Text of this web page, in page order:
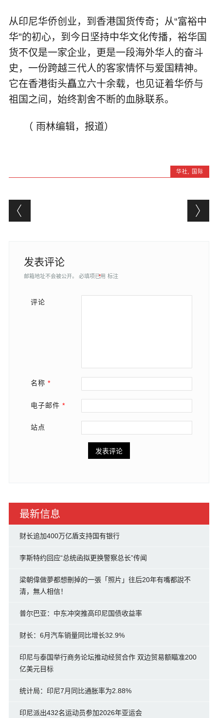
从印尼华侨创业，到香港国货传奇；从“富裕中
华”的初心，到今日坚持中华文化传播，裕华国
货不仅是一家企业，更是一段海外华人的奋斗
史，一份跨越三代人的客家情怀与爱国精神。
它在香港街头矗立六十余载，也见证着华侨与
祖国之间，始终割舍不断的血脉联系。
（ 雨林编辑，报道）
华社, 国际
Post navigation
发表评论
邮箱地址不会被公开。 必填项已用
* 标注
评论
名称 *
电子邮件 *
站点
最新信息
财长追加400万亿盾支持国有银行
李斯特约回应“总统函拟更换警察总长”传闻
梁朝偉做夢都想刪掉的一張「照片」往后20年有嘴都說不
清，無人相信！
普尔巴亚：中东冲突推高印尼国债收益率
财长：6月汽车销量同比增长32.9%
印尼与泰国举行商务论坛推动经贸合作 双边贸易额瞄准200
亿美元目标
统计局：印尼7月同比通胀率为2.88%
印尼派出432名运动员参加2026年亚运会